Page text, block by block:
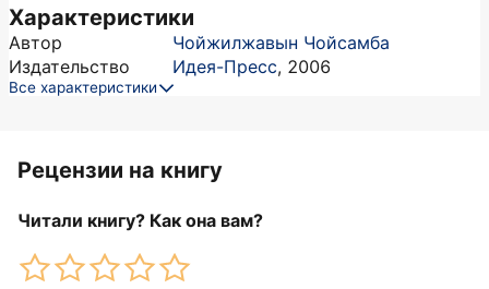
Характеристики
Автор
Чойжилжавын Чойсамба
Издательство
Идея-Пресс, 2006
Все характеристики
Рецензии на книгу
Читали книгу? Как она вам?